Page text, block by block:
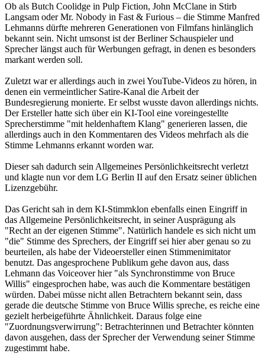
Ob als Butch Coolidge in Pulp Fiction, John McClane in Stirb
Langsam oder Mr. Nobody in Fast & Furious – die Stimme Manfred
Lehmanns dürfte mehreren Generationen von Filmfans hinlänglich
bekannt sein. Nicht umsonst ist der Berliner Schauspieler und
Sprecher längst auch für Werbungen gefragt, in denen es besonders
markant werden soll.
Zuletzt war er allerdings auch in zwei YouTube-Videos zu hören, in
denen ein vermeintlicher Satire-Kanal die Arbeit der
Bundesregierung monierte. Er selbst wusste davon allerdings nichts.
Der Ersteller hatte sich über ein KI-Tool eine voreingestellte
Sprecherstimme "mit heldenhaftem Klang" generieren lassen, die
allerdings auch in den Kommentaren des Videos mehrfach als die
Stimme Lehmanns erkannt worden war.
Dieser sah dadurch sein Allgemeines Persönlichkeitsrecht verletzt
und klagte nun vor dem LG Berlin II auf den Ersatz seiner üblichen
Lizenzgebühr.
Das Gericht sah in dem KI-Stimmklon ebenfalls einen Eingriff in
das Allgemeine Persönlichkeitsrecht, in seiner Ausprägung als
"Recht an der eigenen Stimme". Natürlich handele es sich nicht um
"die" Stimme des Sprechers, der Eingriff sei hier aber genau so zu
beurteilen, als habe der Videoersteller einen Stimmenimitator
benutzt. Das angesprochene Publikum gehe davon aus, dass
Lehmann das Voiceover hier "als Synchronstimme von Bruce
Willis" eingesprochen habe, was auch die Kommentare bestätigen
würden. Dabei müsse nicht allen Betrachtern bekannt sein, dass
gerade die deutsche Stimme von Bruce Willis spreche, es reiche eine
gezielt herbeigeführte Ähnlichkeit. Daraus folge eine
"Zuordnungsverwirrung": Betrachterinnen und Betrachter könnten
davon ausgehen, dass der Sprecher der Verwendung seiner Stimme
zugestimmt habe.